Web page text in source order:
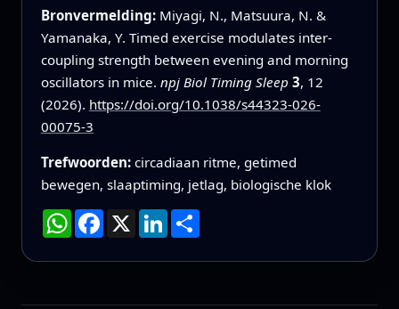
Bronvermelding: Miyagi, N., Matsuura, N. &
Yamanaka, Y. Timed exercise modulates inter-
coupling strength between evening and morning
oscillators in mice. npj Biol Timing Sleep 3, 12
(2026). https://doi.org/10.1038/s44323-026-
00075-3
Trefwoorden: circadiaan ritme, getimed
bewegen, slaaptiming, jetlag, biologische klok
WhatsApp
Facebook
X LinkedIn
Deel